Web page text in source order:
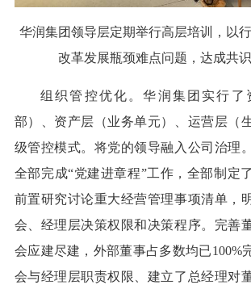
华润集团领导层定期举行高层培训，以
改革发展瓶颈难点问题，达成共
组织管控优化。华润集团实行了
部）、资产层（业务单元）、运营层（
级管控模式。将党的领导融入公司治理
全部完成“党建进章程”工作，全部制定
前置研究讨论重大经营管理事项清单，
会、经理层决策权限和决策程序。完善
会应建尽建，外部董事占多数均已100%
会与经理层职责权限、建立了总经理对